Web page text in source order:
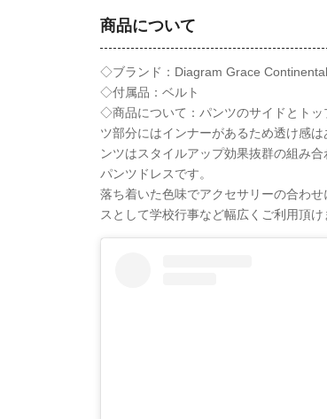
商品について
◇ブランド：Diagram Grace
◇付属品：ベルト
◇商品について：パンツのサイドとト
ツ部分にはインナーがあるため透け感
ンツはスタイルアップ効果抜群の組み
パンツドレスです。
落ち着いた色味でアクセサリーの合わ
スとして学校行事など幅広くご利用頂け